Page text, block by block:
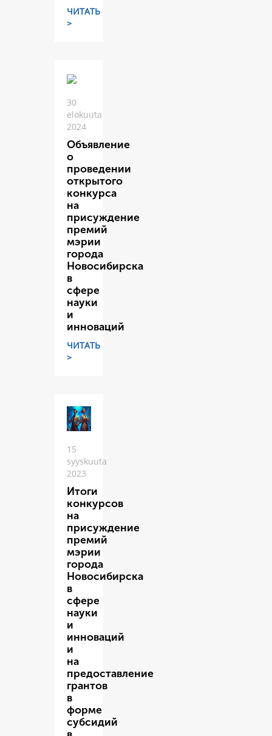
ЧИТАТЬ
>
30
elokuuta
2024
Объявление
о
проведении
открытого
конкурса
на
присуждение
премий
мэрии
города
Новосибирска
в
сфере
науки
и
инноваций
ЧИТАТЬ
>
15
syyskuuta
2023
Итоги
конкурсов
на
присуждение
премий
мэрии
города
Новосибирска
в
сфере
науки
и
инноваций
и
на
предоставление
грантов
в
форме
субсидий